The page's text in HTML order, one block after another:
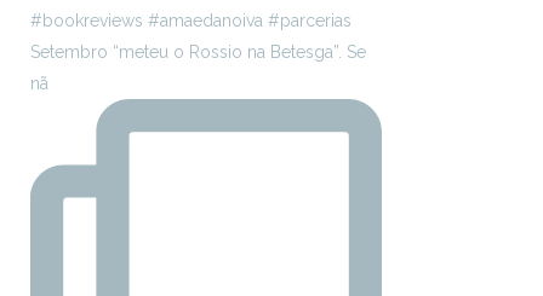
Setembro “meteu o Rossio na Betesga”. Se
nã